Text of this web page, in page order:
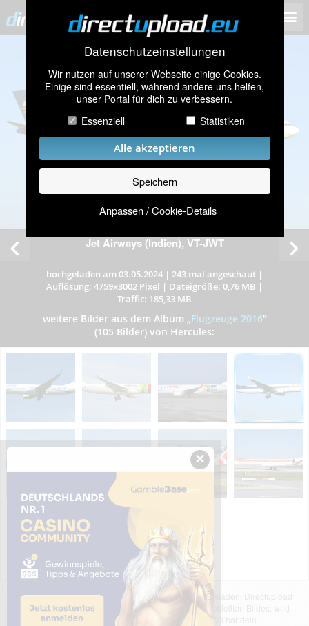
Datenschutzeinstellungen
Wir nutzen auf unserer Webseite einige Cookies.
Einige sind essentiell, während andere uns helfen,
unser Portal für dich zu verbessern.
Essenziell
Statistiken
Alle akzeptieren
Speichern
Anpassen / Cookie-Details
Jet Airways (Indien), VT-JWT
hochgeladen am 03.05.2024 | 243 mal angeschaut |
Auflösung: 4759x3002 Pixel | Dateigröße: 0,76 MB |
Traffic: 185,33 MB
weitere Bilder aus dem Album „Flugzeuge 2016”
(105 Bilder) von Hercules:
Das dargestellte Bild wurde von einem Nutzer hochgeladen. Directupload
übernimmt keinerlei Haftung für den Inhalt des dargestellten Bildes, wird
jedoch bei Verstößen nach §2(3) unserer AGB handeln.
×